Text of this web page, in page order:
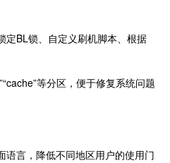
定BL锁、自定义刷机脚本、根据
等分区，便于修复系统问题
语言，降低不同地区用户的使用门